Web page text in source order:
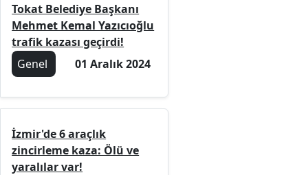
Tokat Belediye Başkanı
Mehmet Kemal Yazıcıoğlu
trafik kazası geçirdi!
Genel
01 Aralık 2024
İzmir'de 6 araçlık
zincirleme kaza: Ölü ve
yaralılar var!